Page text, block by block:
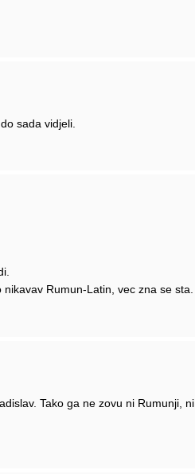
sada vidjeli.
Rumun-Latin, vec zna se sta.
Tako ga ne zovu ni Rumunji, ni